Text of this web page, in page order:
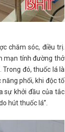
chăm sóc, điều trị.
mạn tính đường thở
đó, thuốc lá là
năng phổi, khi độc tố
sự khởi đầu của tắc
hút thuốc lá”.